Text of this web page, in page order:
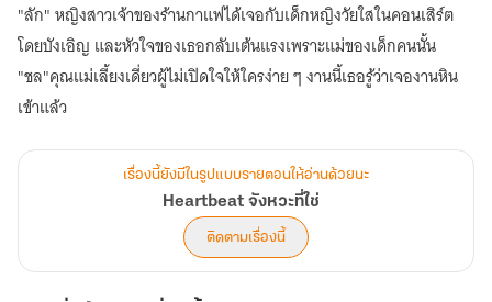
"ลัก" หญิงสาวเจ้าของร้านกาแฟได้เจอกับเด็กหญิงวัยใสในคอนเสิร์ต
โดยบังเอิญ และหัวใจของเธอกลับเต้นแรงเพราะแม่ของเด็กคนนั้น
"ชล"คุณแม่เลี้ยงเดี่ยวผู้ไม่เปิดใจให้ใครง่าย ๆ งานนี้เธอรู้ว่าเจองานหิน
เข้าแล้ว
เรื่องนี้ยังมีในรูปแบบรายตอนให้อ่านด้วยนะ
Heartbeat จังหวะที่ใช่
ติดตามเรื่องนี้